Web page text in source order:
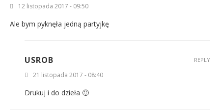
12 listopada 2017 - 09:50
Ale bym pyknęła jedną partyjkę
USROB
21 listopada 2017 - 08:40
Drukuj i do dzieła 🙂
REPLY